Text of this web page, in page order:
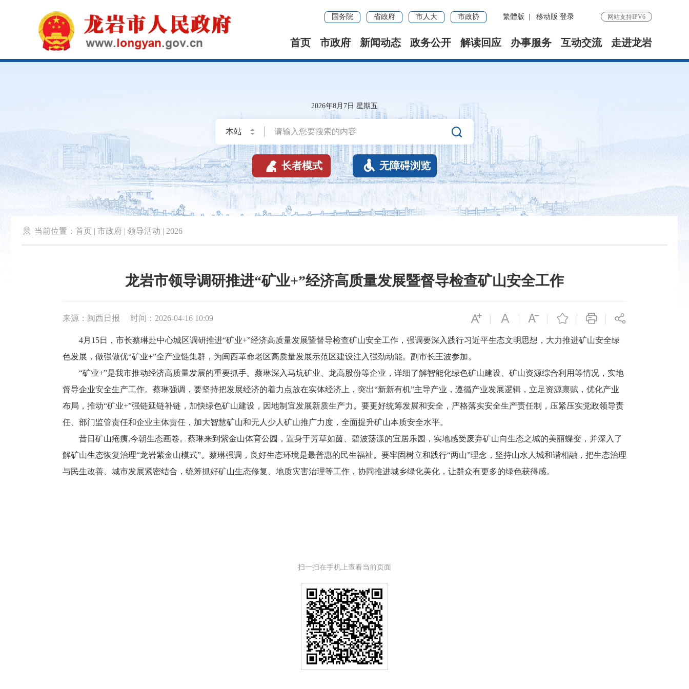
国务院 省政府 市人大 市政协 繁體版 移动版 登录 网站支持IPV6
首页 市政府 新闻动态 政务公开 解读回应 办事服务 互动交流 走进龙岩
2026年8月7日 星期五

 长者模式  无障碍浏览
 当前位置： 首页 | 市政府 | 领导活动 | 2026
龙岩市领导调研推进“矿业+”经济高质量发展暨督导检查矿山安全工作
来源：闽西日报 时间：2026-04-16 10:09
4月15日，市长蔡琳赴中心城区调研推进“矿业+”经济高质量发展暨督导检查矿山安全工作，强调要深入践行习近平生态文明思想，大力推进矿山安全绿
色发展，做强做优“矿业+”全产业链集群，为闽西革命老区高质量发展示范区建设注入强劲动能。副市长王波参加。
“矿业+”是我市推动经济高质量发展的重要抓手。蔡琳深入马坑矿业、龙高股份等企业，详细了解智能化绿色矿山建设、矿山资源综合利用等情况，实地
督导企业安全生产工作。蔡琳强调，要坚持把发展经济的着力点放在实体经济上，突出“新新有机”主导产业，遵循产业发展逻辑，立足资源禀赋，优化产业
布局，推动“矿业+”强链延链补链，加快绿色矿山建设，因地制宜发展新质生产力。要更好统筹发展和安全，严格落实安全生产责任制，压紧压实党政领导责
任、部门监管责任和企业主体责任，加大智慧矿山和无人少人矿山推广力度，全面提升矿山本质安全水平。
昔日矿山疮痍,今朝生态画卷。蔡琳来到紫金山体育公园，置身于芳草如茵、碧波荡漾的宜居乐园，实地感受废弃矿山向生态之城的美丽蝶变，并深入了
解矿山生态恢复治理“龙岩紫金山模式”。蔡琳强调，良好生态环境是最普惠的民生福祉。要牢固树立和践行“两山”理念，坚持山水人城和谐相融，把生态治理
与民生改善、城市发展紧密结合，统筹抓好矿山生态修复、地质灾害治理等工作，协同推进城乡绿化美化，让群众有更多的绿色获得感。
扫一扫在手机上查看当前页面